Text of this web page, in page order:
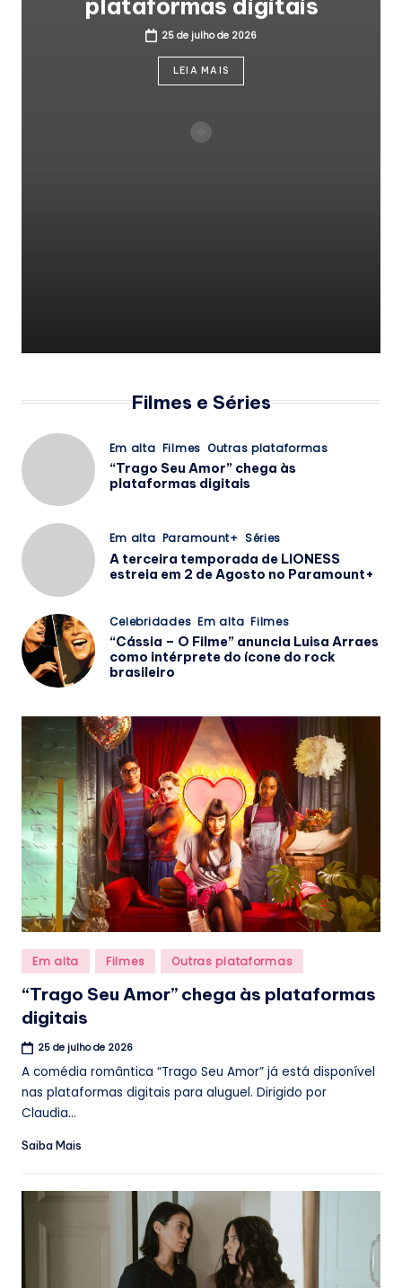
plataformas digitais
25 de julho de 2026
LEIA MAIS
Filmes e Séries
Posted
in
Em alta Filmes Outras plataformas
“Trago Seu Amor” chega às
plataformas digitais
Posted
in
Em alta Paramount+ Séries
A terceira temporada de LIONESS
estreia em 2 de Agosto no Paramount+
Posted
in
Celebridades Em alta Filmes
“Cássia – O Filme” anuncia Luisa Arraes
como intérprete do ícone do rock
brasileiro
Posted
in
Em alta Filmes Outras plataformas
“Trago Seu Amor” chega às plataformas
digitais
25 de julho de 2026
A comédia romântica “Trago Seu Amor” já está disponível
nas plataformas digitais para aluguel. Dirigido por
Claudia...
Saiba Mais